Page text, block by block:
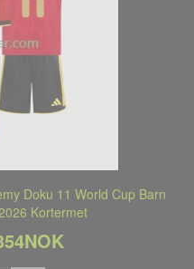
Doku 11 World Cup Barn
Kortermet